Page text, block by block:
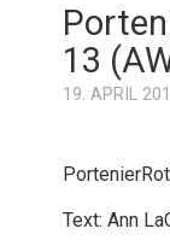
13
19. APRIL
Text: Ann